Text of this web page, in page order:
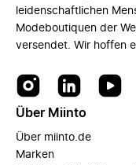
leidenschaftlichen
Modeboutiquen der
versendet. Wir hoffen
Über Miinto
Über miinto.de
Marken